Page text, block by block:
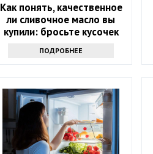
Как понять, качественное
ли сливочное масло вы
купили: бросьте кусочек
ПОДРОБНЕЕ